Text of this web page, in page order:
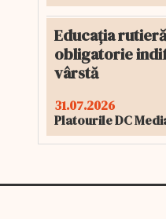
Educația
obligatorie
vârstă
31.07.2026
Platourile DC